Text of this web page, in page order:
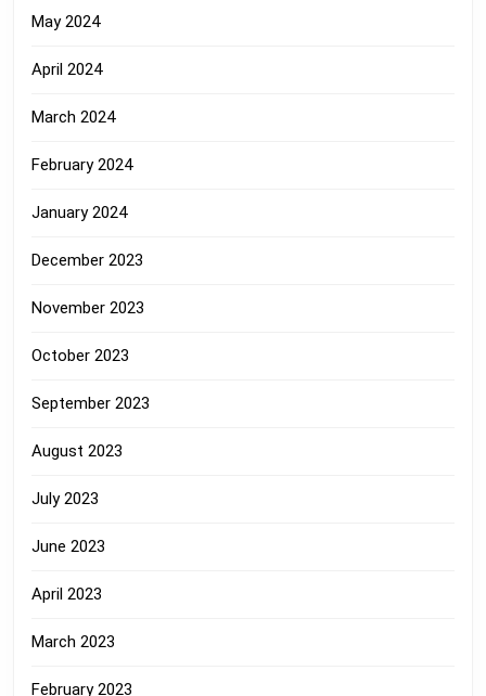
May 2024
April 2024
March 2024
February 2024
January 2024
December 2023
November 2023
October 2023
September 2023
August 2023
July 2023
June 2023
April 2023
March 2023
February 2023